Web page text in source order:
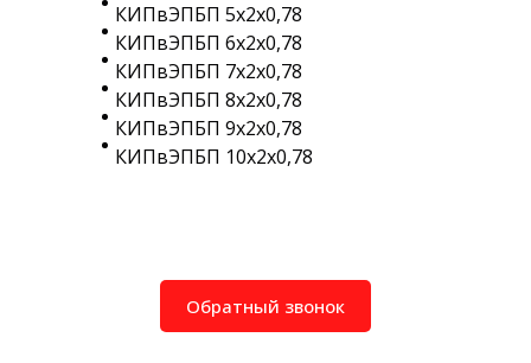
КИПвЭПБП 5х2х0,78
КИПвЭПБП 6х2х0,78
КИПвЭПБП 7х2х0,78
КИПвЭПБП 8х2х0,78
КИПвЭПБП 9х2х0,78
КИПвЭПБП 10х2х0,78
Обратный звонок